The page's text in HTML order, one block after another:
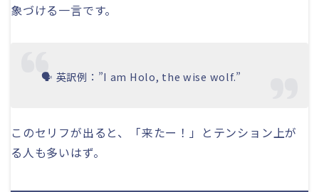
象づける一言です。
🗣 英訳例：”I am Holo, the wise wolf.”
このセリフが出ると、「来たー！」とテンション上が
る人も多いはず。